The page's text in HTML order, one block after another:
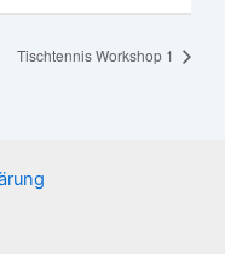
Tischtennis Workshop 1